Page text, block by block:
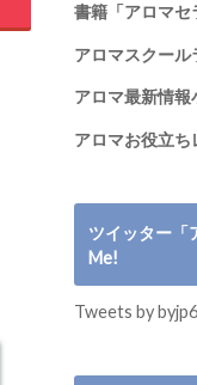
書籍「アロマセ
アロマスクール
アロマ最新情報
アロマお役立ち
ツイッター「
Me!
Tweets by byjp6